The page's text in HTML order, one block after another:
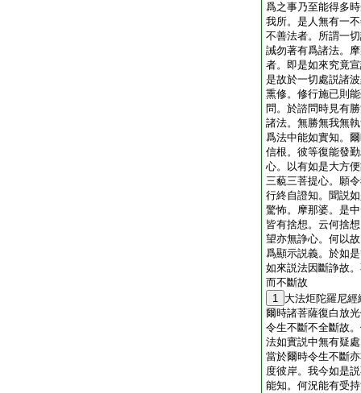
爲之事乃至能得多
我所。是人無有一
不善法者。所謂一
誡勿著有爲諸法。
者。即是如來究竟
是故於一切處説諸
熏修。修行施已則
問。於諮問時見有
諸法。無勝無我無
爲法中能如實知。
信根。彼等復能發
心。以有如是大方
三藐三菩提心。願
行終自證知。聞説
驚怖。摩那婆。是
皆有捨想。云何捨
望亦無諍心。何以
爲顯示説義。於如
如來説法因斷諍故
而不斷故
1 大法炬陀羅尼
爾時諸菩薩復白放
令生不斷不全斷故
法如實説中無有疑
當於爾時令生不斷
度彼岸。我今如是
能知。何況能有受